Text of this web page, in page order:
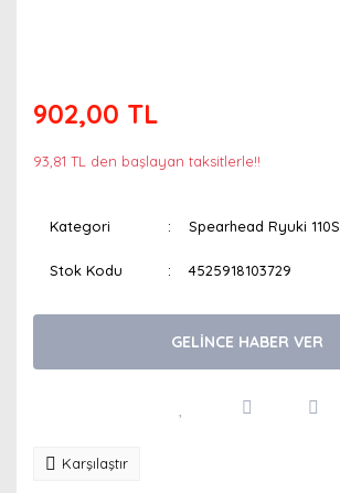
902,00 TL
93,81 TL den başlayan taksitlerle!!
Kategori Spearhead Ryuki 110S
Stok Kodu 4525918103729
GELİNCE HABER VER
Karşılaştır